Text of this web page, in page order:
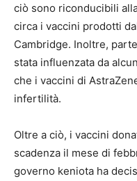
ciò sono riconducibili
circa i vaccini prodotti
Cambridge. Inoltre,
stata influenzata da
che i vaccini di
infertilità.
Oltre a ciò, i vaccini
scadenza il mese di
governo keniota ha